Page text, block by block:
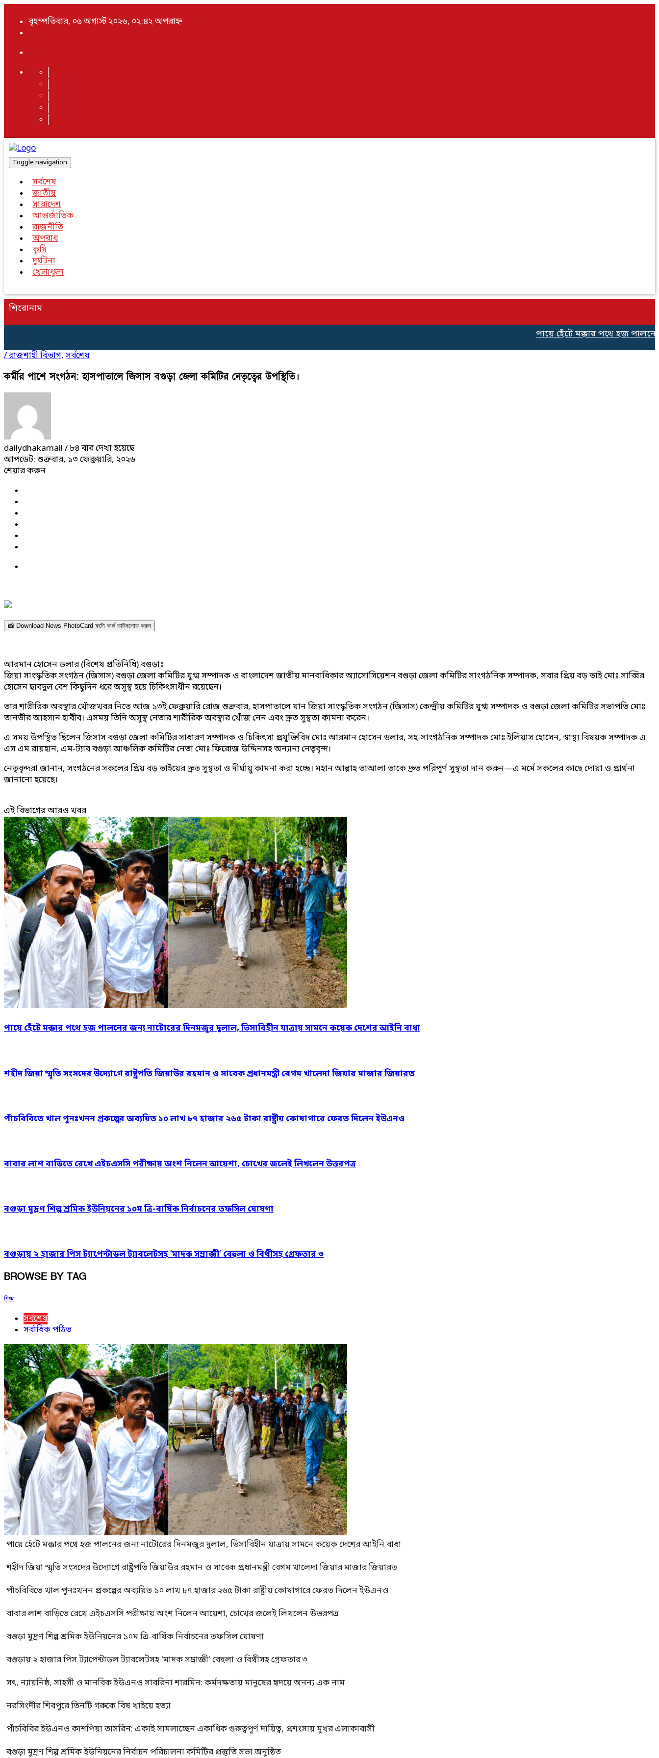
বৃহস্পতিবার, ০৬ অগাস্ট ২০২৬, ০২:৪২ অপরাহ্ন
Toggle navigation
সর্বশেষ
জাতীয়
সারাদেশ
আন্তর্জাতিক
রাজনীতি
অপরাধ
কৃষি
দুর্ঘটনা
খেলাধুলা
শিরোনাম
পায়ে হেঁটে মক্কার পথে হজ পালনের
/রাজশাহী বিভাগ, সর্বশেষ
কর্মীর পাশে সংগঠন: হাসপাতালে জিসাস বগুড়া জেলা কমিটির নেতৃত্বের উপস্থিতি।
dailydhakamail / ৮৪ বার দেখা হয়েছে
আপডেট: শুক্রবার, ১৩ ফেব্রুয়ারি, ২০২৬
শেয়ার করুন
📸 Download News PhotoCard ফটো কার্ড ডাউনলোড করুন
আরমান হোসেন ডলার (বিশেষ প্রতিনিধি) বগুড়াঃ
জিয়া সাংস্কৃতিক সংগঠন (জিসাস) বগুড়া জেলা কমিটির যুগ্ম সম্পাদক ও বাংলাদেশ জাতীয় মানবাধিকার অ্যাসোসিয়েশন বগুড়া জেলা কমিটির সাংগঠনিক সম্পাদক, সবার প্রিয় বড় ভাই মোঃ সাব্বির
হোসেন ছাবদুল বেশ কিছুদিন ধরে অসুস্থ হয়ে চিকিৎসাধীন রয়েছেন।
তার শারীরিক অবস্থার খোঁজখবর নিতে আজ ১৩ই ফেব্রুয়ারি রোজ শুক্রবার, হাসপাতালে যান জিয়া সাংস্কৃতিক সংগঠন (জিসাস) কেন্দ্রীয় কমিটির যুগ্ম সম্পাদক ও বগুড়া জেলা কমিটির সভাপতি মোঃ
তানভীর আহসান হাবীব। এসময় তিনি অসুস্থ নেতার শারীরিক অবস্থার খোঁজ নেন এবং দ্রুত সুস্থতা কামনা করেন।
এ সময় উপস্থিত ছিলেন জিসাস বগুড়া জেলা কমিটির সাধারণ সম্পাদক ও চিকিৎসা প্রযুক্তিবিদ মোঃ আরমান হোসেন ডলার, সহ-সাংগঠনিক সম্পাদক মোঃ ইলিয়াস হোসেন, স্বাস্থ্য বিষয়ক সম্পাদক এ
এস এম রায়হান, এম-ট্যাব বগুড়া আঞ্চলিক কমিটির নেতা মোঃ ফিরোজ উদ্দিনসহ অন্যান্য নেতৃবৃন্দ।
নেতৃবৃন্দরা জানান, সংগঠনের সকলের প্রিয় বড় ভাইয়ের দ্রুত সুস্থতা ও দীর্ঘায়ু কামনা করা হচ্ছে। মহান আল্লাহ তাআলা তাকে দ্রুত পরিপূর্ণ সুস্থতা দান করুন—এ মর্মে সকলের কাছে দোয়া ও প্রার্থনা
জানানো হয়েছে।
এই বিভাগের আরও খবর
পায়ে হেঁটে মক্কার পথে হজ পালনের জন্য নাটোরের দিনমজুর দুলাল, ভিসাবিহীন যাত্রায় সামনে কয়েক দেশের আইনি বাধা
শহীদ জিয়া স্মৃতি সংসদের উদ্যোগে রাষ্ট্রপতি জিয়াউর রহমান ও সাবেক প্রধানমন্ত্রী বেগম খালেদা জিয়ার মাজার জিয়ারত
পাঁচবিবিতে খাল পুনঃখনন প্রকল্পের অব্যয়িত ১০ লাখ ৮৭ হাজার ২৬৫ টাকা রাষ্ট্রীয় কোষাগারে ফেরত দিলেন ইউএনও
বাবার লাশ বাড়িতে রেখে এইচএসসি পরীক্ষায় অংশ নিলেন আয়েশা, চোখের জলেই লিখলেন উত্তরপত্র
বগুড়া মুদ্রণ শিল্প শ্রমিক ইউনিয়নের ১০ম ত্রি-বার্ষিক নির্বাচনের তফসিল ঘোষণা
বগুড়ায় ২ হাজার পিস ট্যাপেন্টাডল ট্যাবলেটসহ ‘মাদক সম্রাজ্ঞী’ বেহুলা ও বিথীসহ গ্রেফতার ৩
BROWSE BY TAG
শিক্ষা
সর্বশেষ
সর্বাধিক পঠিত
পায়ে হেঁটে মক্কার পথে হজ পালনের জন্য নাটোরের দিনমজুর দুলাল, ভিসাবিহীন যাত্রায় সামনে কয়েক দেশের আইনি বাধা
শহীদ জিয়া স্মৃতি সংসদের উদ্যোগে রাষ্ট্রপতি জিয়াউর রহমান ও সাবেক প্রধানমন্ত্রী বেগম খালেদা জিয়ার মাজার জিয়ারত
পাঁচবিবিতে খাল পুনঃখনন প্রকল্পের অব্যয়িত ১০ লাখ ৮৭ হাজার ২৬৫ টাকা রাষ্ট্রীয় কোষাগারে ফেরত দিলেন ইউএনও
বাবার লাশ বাড়িতে রেখে এইচএসসি পরীক্ষায় অংশ নিলেন আয়েশা, চোখের জলেই লিখলেন উত্তরপত্র
বগুড়া মুদ্রণ শিল্প শ্রমিক ইউনিয়নের ১০ম ত্রি-বার্ষিক নির্বাচনের তফসিল ঘোষণা
বগুড়ায় ২ হাজার পিস ট্যাপেন্টাডল ট্যাবলেটসহ ‘মাদক সম্রাজ্ঞী’ বেহুলা ও বিথীসহ গ্রেফতার ৩
সৎ, ন্যায়নিষ্ঠ, সাহসী ও মানবিক ইউএনও সাবরিনা শারমিন: কর্মদক্ষতায় মানুষের হৃদয়ে অনন্য এক নাম
নরসিংদীর শিবপুরে তিনটি গরুকে বিষ খাইয়ে হত্যা
পাঁচবিবির ইউএনও কাশপিয়া তাসরিন: একাই সামলাচ্ছেন একাধিক গুরুত্বপূর্ণ দায়িত্ব, প্রশংসায় মুখর এলাকাবাসী
বগুড়া মুদ্রণ শিল্প শ্রমিক ইউনিয়নের নির্বাচন পরিচালনা কমিটির প্রস্তুতি সভা অনুষ্ঠিত